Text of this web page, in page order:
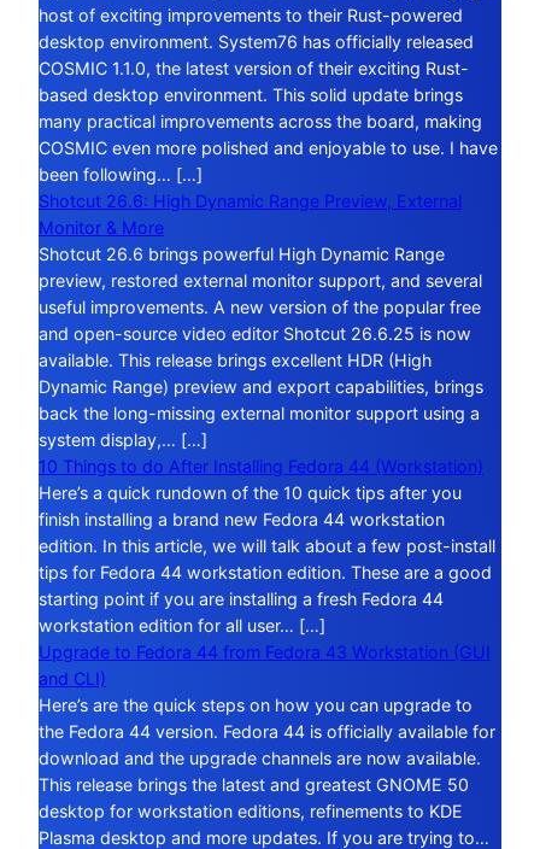
host of exciting improvements to their Rust-powered
desktop environment. System76 has officially released
COSMIC 1.1.0, the latest version of their exciting Rust-
based desktop environment. This solid update brings
many practical improvements across the board, making
COSMIC even more polished and enjoyable to use. I have
been following… […]
Shotcut 26.6: High Dynamic Range Preview, External
Monitor & More
Shotcut 26.6 brings powerful High Dynamic Range
preview, restored external monitor support, and several
useful improvements. A new version of the popular free
and open-source video editor Shotcut 26.6.25 is now
available. This release brings excellent HDR (High
Dynamic Range) preview and export capabilities, brings
back the long-missing external monitor support using a
system display,… […]
10 Things to do After Installing Fedora 44 (Workstation)
Here’s a quick rundown of the 10 quick tips after you
finish installing a brand new Fedora 44 workstation
edition. In this article, we will talk about a few post-install
tips for Fedora 44 workstation edition. These are a good
starting point if you are installing a fresh Fedora 44
workstation edition for all user… […]
Upgrade to Fedora 44 from Fedora 43 Workstation (GUI
and CLI)
Here’s are the quick steps on how you can upgrade to
the Fedora 44 version. Fedora 44 is officially available for
download and the upgrade channels are now available.
This release brings the latest and greatest GNOME 50
desktop for workstation editions, refinements to KDE
Plasma desktop and more updates. If you are trying to…